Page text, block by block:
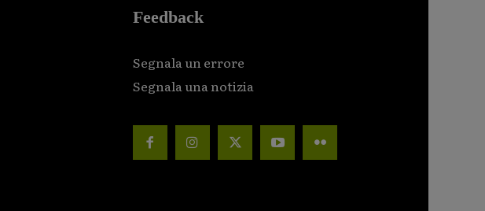
Feedback
Segnala un errore
Segnala una notizia